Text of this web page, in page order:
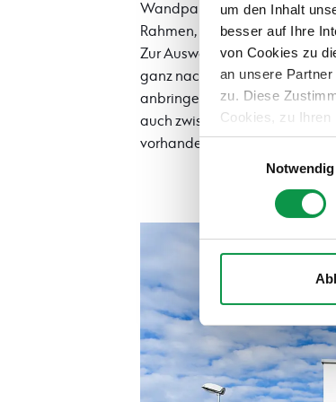
um den Inhalt
besser auf Ihre
von Cookies zu
an unsere
zu. Diese
Cookies, zu Ihren
teilweise
Einwilligungsauswahl
Notwendig
Wandpaneele: Die Paneele
Rahmen, in dem die
Zur Auswahl stehen Paneele
ganz nach Ihren Wünschen
anbringen kann. Sowohl
auch zwischen den Paneelen
vorhanden (die Größe des